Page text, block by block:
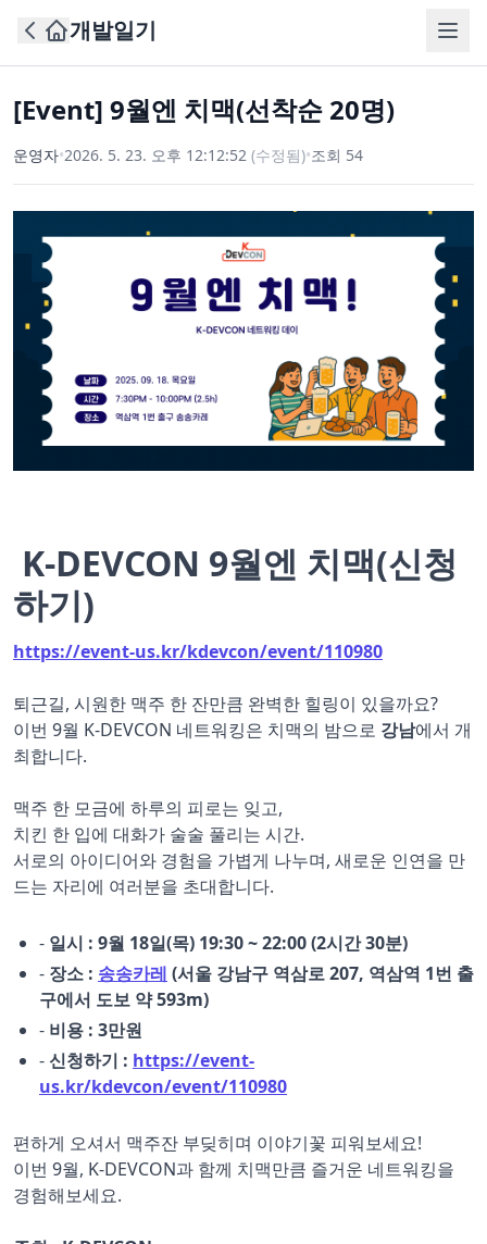
개발일기
[Event] 9월엔 치맥(선착순 20명)
운영자•2026. 5. 23. 오후 12:12:52 (수정됨)•조회 54
K-DEVCON 9월엔 치맥(신청
하기)
https://event-us.kr/kdevcon/event/110980
퇴근길, 시원한 맥주 한 잔만큼 완벽한 힐링이 있을까요?
이번 9월 K-DEVCON 네트워킹은 치맥의 밤으로 강남에서 개
최합니다.
맥주 한 모금에 하루의 피로는 잊고,
치킨 한 입에 대화가 술술 풀리는 시간.
서로의 아이디어와 경험을 가볍게 나누며, 새로운 인연을 만
드는 자리에 여러분을 초대합니다.
- 일시 : 9월 18일(목) 19:30 ~ 22:00 (2시간 30분)
- 장소 : 송송카레 (서울 강남구 역삼로 207, 역삼역 1번 출
구에서 도보 약 593m)
- 비용 : 3만원
-신청하기 : https://event-
us.kr/kdevcon/event/110980
편하게 오셔서 맥주잔 부딪히며 이야기꽃 피워보세요!
이번 9월, K-DEVCON과 함께 치맥만큼 즐거운 네트워킹을
경험해보세요.